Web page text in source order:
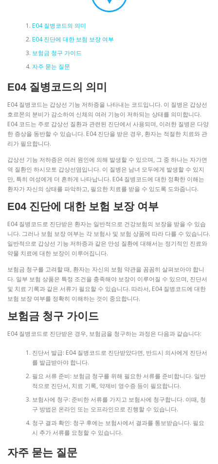
E04 질병코드의 의미
E04 진단에 대한 보험 보장 여부
보험금 청구 가이드
자주 묻는 질문
E04 질병코드의 의미
E04 질병코드는 갑상선 기능 저하증을 나타내는 코드입니다. 이 질병은 갑상선
호르몬의 분비가 감소하여 신체의 여러 기능이 저하되는 상태를 의미합니다.
E04 코드는 주로 갑상선 질환과 관련된 진단에서 사용되며, 이러한 질병은 다양
한 증상을 동반할 수 있습니다. E04 진단을 받은 경우, 환자는 적절한 치료와 관
리가 필요합니다.
갑상선 기능 저하증은 여러 원인에 의해 발생할 수 있으며, 그 중 하나는 자가면
역 질환인 하시모토 갑상선염입니다. 이 질병은 남녀 모두에게 발생할 수 있지
만, 특히 여성에게 더 흔하게 나타납니다. E04 질병코드에 대한 정확한 이해는
환자가 자신의 상태를 파악하고, 필요한 치료를 받을 수 있도록 도와줍니다.
E04 진단에 대한 보험 보장 여부
E04 질병코드로 진단받은 환자는 일반적으로 건강보험의 보장을 받을 수 있습
니다. 그러나 보험 보장 여부는 각 보험사 및 보험 상품에 따라 다를 수 있습니다.
일반적으로 갑상선 기능 저하증과 같은 만성 질환에 대해서는 정기적인 진료와
약물 치료에 대한 보장이 이루어집니다.
보험금 청구를 고려할 때, 환자는 자신의 보험 약관을 꼼꼼히 살펴보아야 합니
다. 일부 보험 상품은 특정 조건을 충족해야 보장이 이루어질 수 있으며, 진단서
및 치료 기록과 같은 서류가 필요할 수 있습니다. 따라서, E04 질병코드에 대한
보험 보장 여부를 정확히 이해하는 것이 중요합니다.
보험금 청구 가이드
E04 질병코드로 진단받은 경우, 보험금을 청구하는 과정은 다음과 같습니다:
진단서 발급: E04 질병코드로 진단받았다면, 반드시 의사에게 진단서
를 발급받아야 합니다.
필요 서류 준비: 보험금 청구를 위해 필요한 서류를 준비합니다. 일반
적으로 진단서, 치료 기록, 약제비 영수증 등이 필요합니다.
보험사에 청구: 준비한 서류를 가지고 보험사에 청구합니다. 이때, 청
구 방법은 온라인 또는 오프라인으로 진행할 수 있습니다.
청구 결과 확인: 청구 후에는 보험사에서 결과를 통보받습니다. 필요
시 추가 서류를 요청할 수 있습니다.
자주 묻는 질문